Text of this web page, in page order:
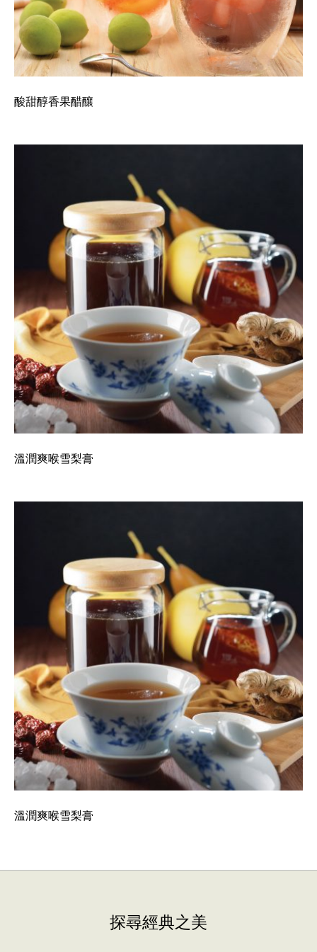
酸甜醇香果醋釀
溫潤爽喉雪梨膏
溫潤爽喉雪梨膏
探尋經典之美